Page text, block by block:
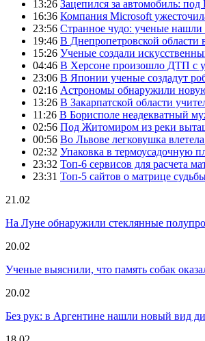
13:26 Зацепился за автомобиль:
16:36 Компания Microsoft
23:56 Странное чудо: ученые
19:46 В Днепропетровской
15:26 Ученые создали
04:46 В Херсоне произошло ДТП с
23:06 В Японии ученые создадут
02:16 Астрономы обнаружили
13:26 В Закарпатской области
11:26 В Борисполе неадекватный
02:56 Под Житомиром из реки
00:56 Во Львове легковушка
02:32 Упаковка в термоусадочную
23:32 Топ-6 сервисов для расчета
23:31 Топ-5 сайтов о матрице
21.02
На Луне обнаружили стеклянные
20.02
Ученые выяснили, что память собак
20.02
Без рук: в Аргентине нашли новый вид